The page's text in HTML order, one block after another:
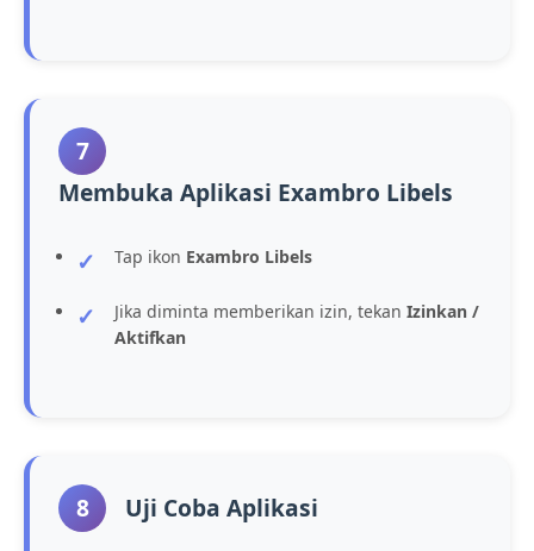
7
Membuka Aplikasi Exambro Libels
Tap ikon Exambro Libels
Jika diminta memberikan izin, tekan Izinkan /
Aktifkan
8 Uji Coba Aplikasi